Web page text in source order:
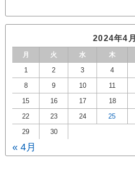
2024年4月
月 火 水 木
1
2 3 4
8
9 10 11
15
16 17 18
22
23 24 25
29
30
« 4月